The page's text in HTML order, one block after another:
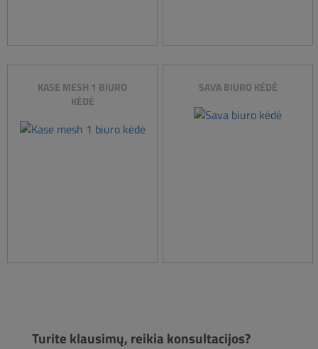
KASE MESH 1 BIURO
KĖDĖ
SAVA BIURO KĖDĖ
Turite klausimų, reikia konsultacijos?